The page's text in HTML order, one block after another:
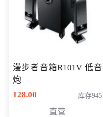
漫步者音箱R101V 低音
炮
128.00
库存945
直营